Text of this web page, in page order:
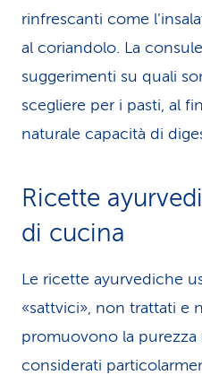
rinfrescanti come
al coriandolo. La
suggerimenti su quali
scegliere per i pasti, al
naturale capacità di
Ricette
di cucina
Le ricette ayurvediche
«sattvici», non trattati e
promuovono la purezza
considerati